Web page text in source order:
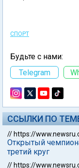
СПОРТ
Будьте с нами:
Telegram
ССЫЛКИ ПО
// https://
Открытый
третий круг
// https://